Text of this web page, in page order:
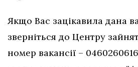
Якщо Вас зацікавила дана
зверніться до Центру
номер вакансії –